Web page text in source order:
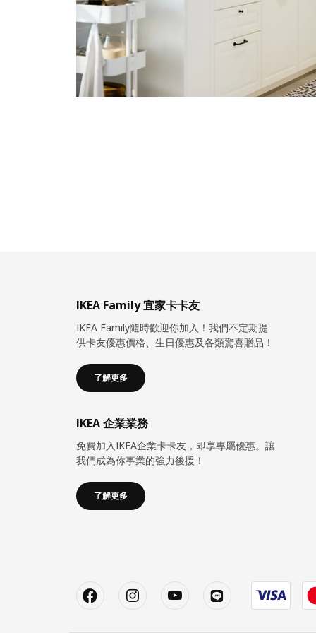
IKEA Family 宜家卡卡友
IKEA Family隨時歡迎你加入！我們不定期提
供卡友優惠價格、生日優惠及各類驚喜贈品！
了解更多
IKEA 企業業務
免費加入IKEA企業卡卡友，即享專屬優惠。讓
我們成為你事業的強力後援！
了解更多